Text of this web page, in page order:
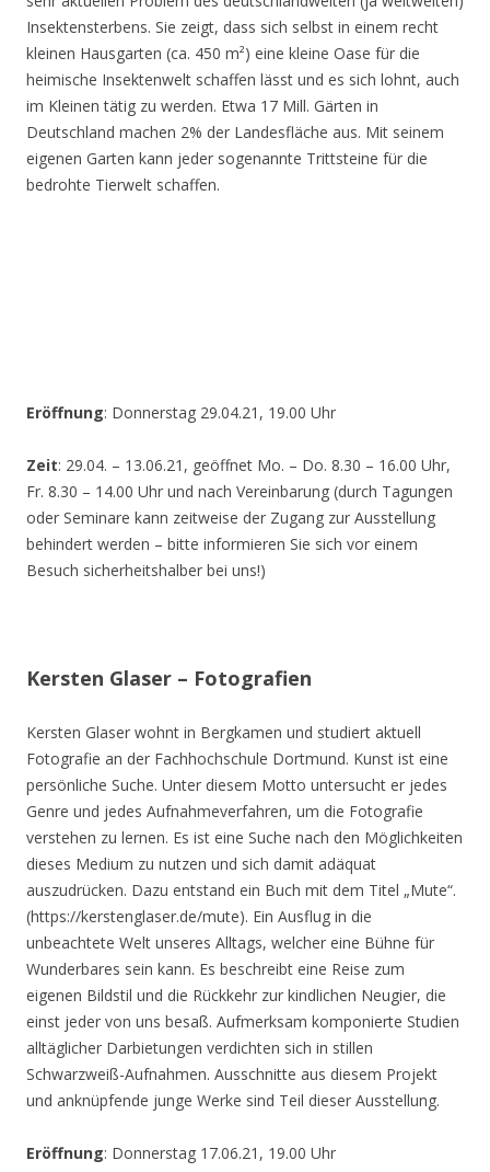
Insektensterbens. Sie zeigt, dass sich selbst in einem recht
kleinen Hausgarten (ca. 450 m²) eine kleine Oase für die
heimische Insektenwelt schaffen lässt und es sich lohnt, auch
im Kleinen tätig zu werden. Etwa 17 Mill. Gärten in
Deutschland machen 2% der Landesfläche aus. Mit seinem
eigenen Garten kann jeder sogenannte Trittsteine für die
bedrohte Tierwelt schaffen.
Eröffnung: Donnerstag 29.04.21, 19.00 Uhr
Zeit: 29.04. – 13.06.21, geöffnet Mo. – Do. 8.30 – 16.00 Uhr,
Fr. 8.30 – 14.00 Uhr und nach Vereinbarung (durch Tagungen
oder Seminare kann zeitweise der Zugang zur Ausstellung
behindert werden – bitte informieren Sie sich vor einem
Besuch sicherheitshalber bei uns!)
Kersten Glaser – Fotografien
Kersten Glaser wohnt in Bergkamen und studiert aktuell
Fotografie an der Fachhochschule Dortmund. Kunst ist eine
persönliche Suche. Unter diesem Motto untersucht er jedes
Genre und jedes Aufnahmeverfahren, um die Fotografie
verstehen zu lernen. Es ist eine Suche nach den Möglichkeiten
dieses Medium zu nutzen und sich damit adäquat
auszudrücken. Dazu entstand ein Buch mit dem Titel „Mute“.
(https://kerstenglaser.de/mute). Ein Ausflug in die
unbeachtete Welt unseres Alltags, welcher eine Bühne für
Wunderbares sein kann. Es beschreibt eine Reise zum
eigenen Bildstil und die Rückkehr zur kindlichen Neugier, die
einst jeder von uns besaß. Aufmerksam komponierte Studien
alltäglicher Darbietungen verdichten sich in stillen
Schwarzweiß-Aufnahmen. Ausschnitte aus diesem Projekt
und anknüpfende junge Werke sind Teil dieser Ausstellung.
Eröffnung: Donnerstag 17.06.21, 19.00 Uhr